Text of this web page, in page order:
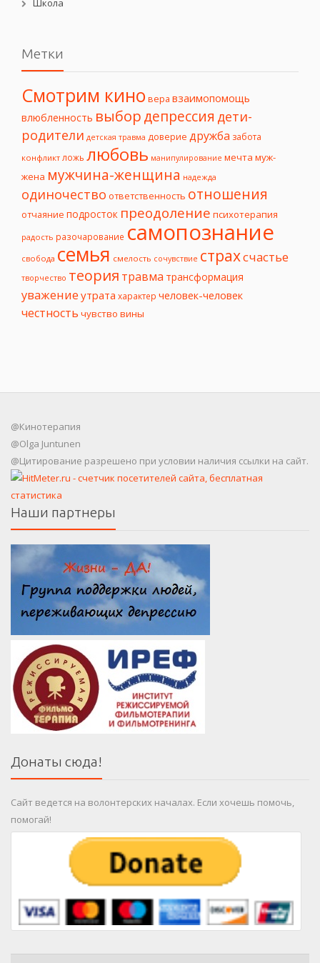
Школа
Метки
Смотрим кино вера взаимопомощь
влюбленность выбордепрессия дети-
родители детская травма доверие дружба забота
конфликт ложь любовь манипулирование мечта муж-
жена мужчина-женщина надежда
одиночество ответственность отношения
отчаяние подросток преодоление психотерапия
радость разочарование самопознание
свобода семья смелость сочувствие страхсчастье
творчество теория травма трансформация
уважение утрата характер человек-человек
честность чувство вины
@Кинотерапия
@Olga Juntunen
@Цитирование разрешено при условии наличия ссылки на сайт.
Наши партнеры
Донаты сюда!
Сайт ведется на волонтерских началах. Если хочешь помочь,
помогай!